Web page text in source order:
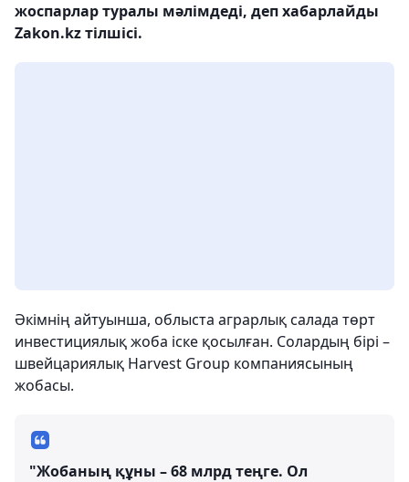
жоспарлар туралы мәлімдеді, деп хабарлайды
Zakon.kz тілшісі.
Әкімнің айтуынша, облыста аграрлық салада төрт
инвестициялық жоба іске қосылған. Солардың бірі –
швейцариялық Harvest Group компаниясының
жобасы.
"Жобаның құны – 68 млрд теңге. Ол